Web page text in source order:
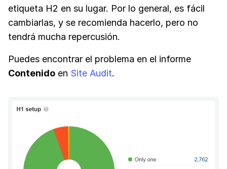
etiqueta H2 en su lugar. Por lo general, es fácil
cambiarlas, y se recomienda hacerlo, pero no
tendrá mucha repercusión.
Puedes encontrar el problema en el informe
Contenido en Site Audit.